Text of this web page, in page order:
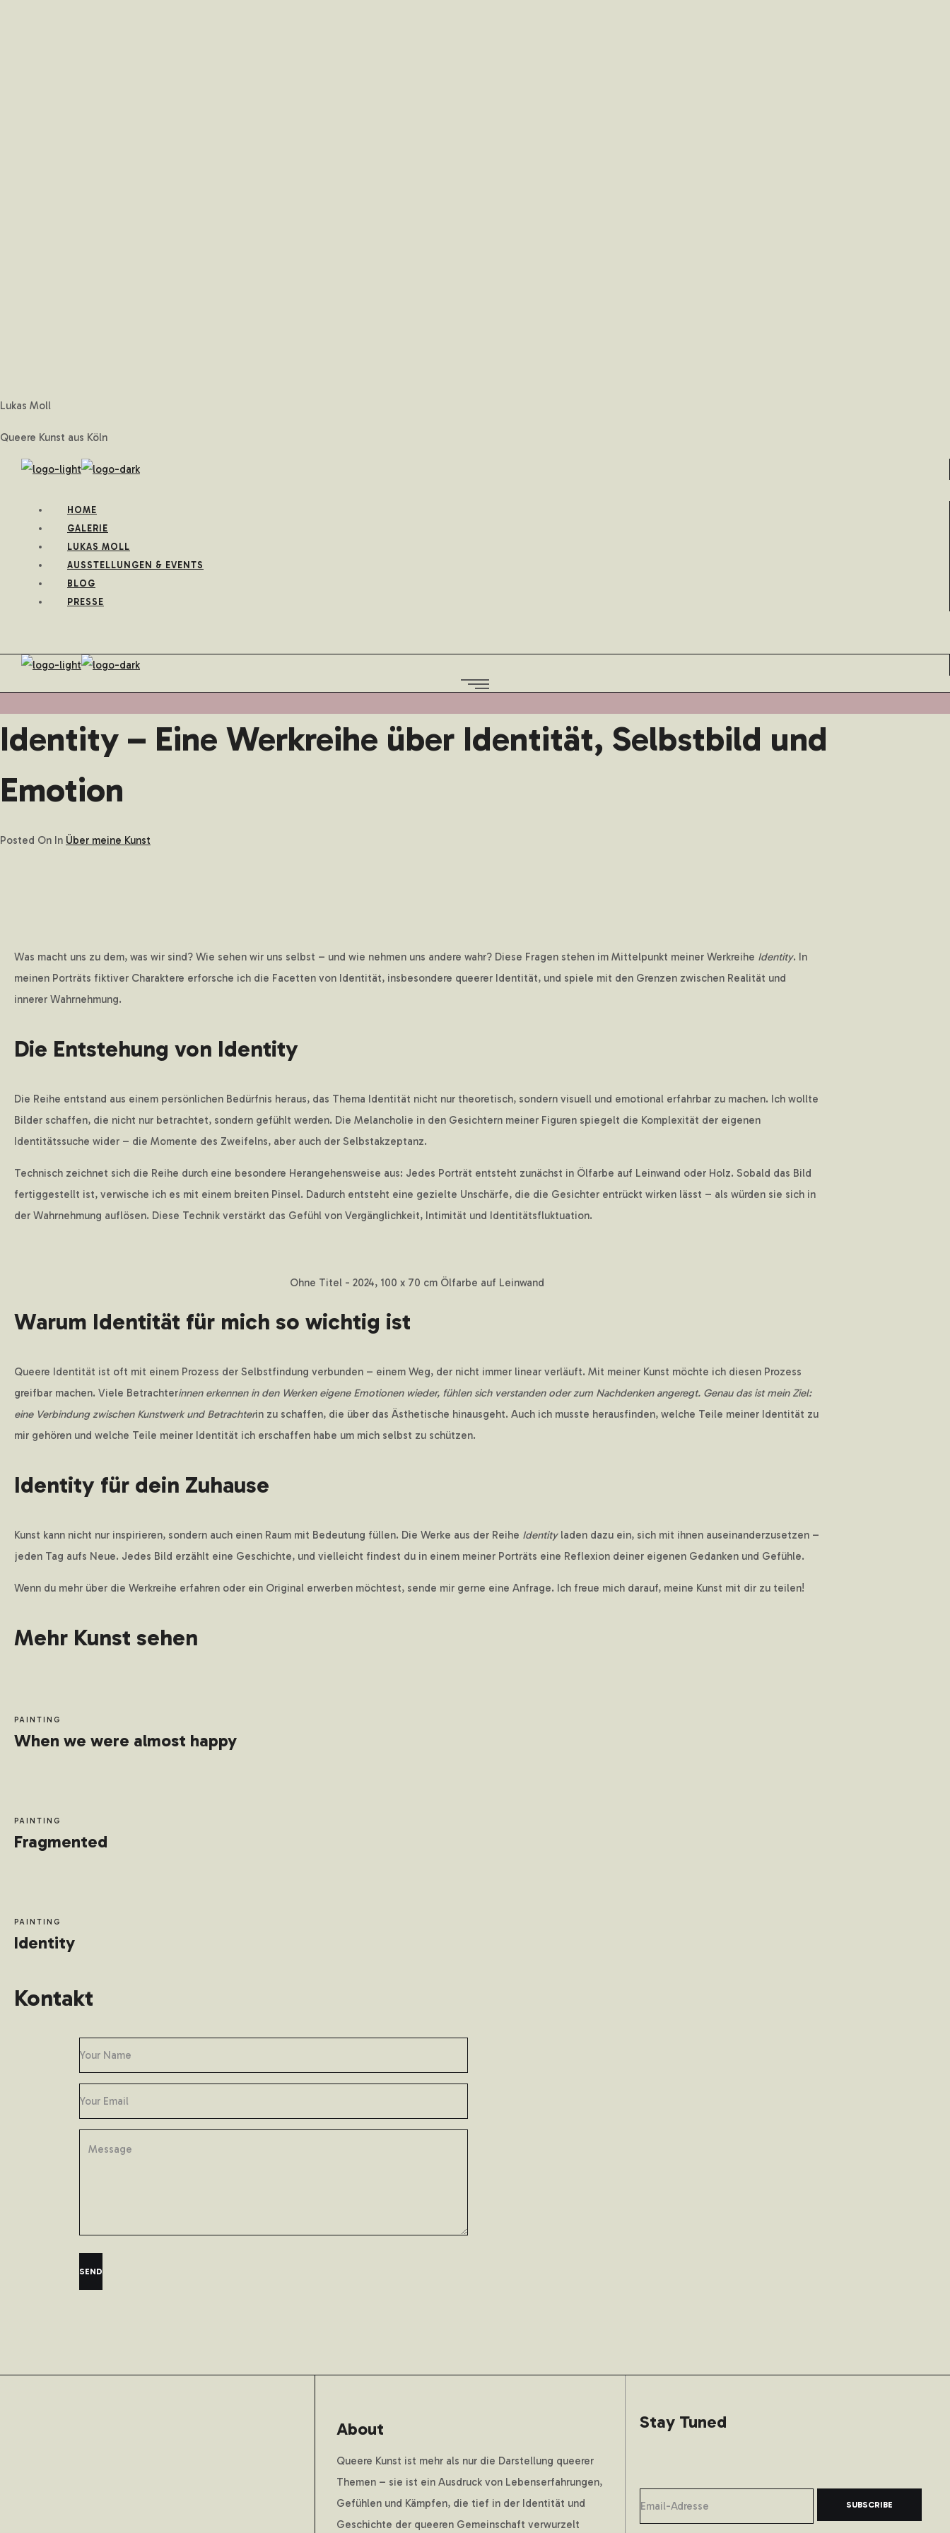
Lukas Moll
Queere Kunst aus Köln
HOME
GALERIE
LUKAS MOLL
AUSSTELLUNGEN & EVENTS
BLOG
PRESSE
Identity – Eine Werkreihe über Identität, Selbstbild und
Emotion
Posted On In Über meine Kunst
Was macht uns zu dem, was wir sind? Wie sehen wir uns selbst – und wie nehmen uns andere wahr? Diese Fragen stehen im Mittelpunkt meiner Werkreihe Identity. In
meinen Porträts fiktiver Charaktere erforsche ich die Facetten von Identität, insbesondere queerer Identität, und spiele mit den Grenzen zwischen Realität und
innerer Wahrnehmung.
Die Entstehung von Identity
Die Reihe entstand aus einem persönlichen Bedürfnis heraus, das Thema Identität nicht nur theoretisch, sondern visuell und emotional erfahrbar zu machen. Ich wollte
Bilder schaffen, die nicht nur betrachtet, sondern gefühlt werden. Die Melancholie in den Gesichtern meiner Figuren spiegelt die Komplexität der eigenen
Identitätssuche wider – die Momente des Zweifelns, aber auch der Selbstakzeptanz.
Technisch zeichnet sich die Reihe durch eine besondere Herangehensweise aus: Jedes Porträt entsteht zunächst in Ölfarbe auf Leinwand oder Holz. Sobald das Bild
fertiggestellt ist, verwische ich es mit einem breiten Pinsel. Dadurch entsteht eine gezielte Unschärfe, die die Gesichter entrückt wirken lässt – als würden sie sich in
der Wahrnehmung auflösen. Diese Technik verstärkt das Gefühl von Vergänglichkeit, Intimität und Identitätsfluktuation.
Ohne Titel - 2024, 100 x 70 cm Ölfarbe auf Leinwand
Warum Identität für mich so wichtig ist
Queere Identität ist oft mit einem Prozess der Selbstfindung verbunden – einem Weg, der nicht immer linear verläuft. Mit meiner Kunst möchte ich diesen Prozess
greifbar machen. Viele Betrachterinnen erkennen in den Werken eigene Emotionen wieder, fühlen sich verstanden oder zum Nachdenken angeregt. Genau das ist mein Ziel:
eine Verbindung zwischen Kunstwerk und Betrachterin zu schaffen, die über das Ästhetische hinausgeht. Auch ich musste herausfinden, welche Teile meiner Identität zu
mir gehören und welche Teile meiner Identität ich erschaffen habe um mich selbst zu schützen.
Identity für dein Zuhause
Kunst kann nicht nur inspirieren, sondern auch einen Raum mit Bedeutung füllen. Die Werke aus der Reihe Identityladen dazu ein, sich mit ihnen auseinanderzusetzen –
jeden Tag aufs Neue. Jedes Bild erzählt eine Geschichte, und vielleicht findest du in einem meiner Porträts eine Reflexion deiner eigenen Gedanken und Gefühle.
Wenn du mehr über die Werkreihe erfahren oder ein Original erwerben möchtest, sende mir gerne eine Anfrage. Ich freue mich darauf, meine Kunst mit dir zu teilen!
Mehr Kunst sehen
PAINTING
When we were almost happy
PAINTING
Fragmented
PAINTING
Identity
Kontakt
About
Queere Kunst ist mehr als nur die Darstellung queerer
Themen – sie ist ein Ausdruck von Lebenserfahrungen,
Gefühlen und Kämpfen, die tief in der Identität und
Geschichte der queeren Gemeinschaft verwurzelt
Stay Tuned
SUBSCRIBE